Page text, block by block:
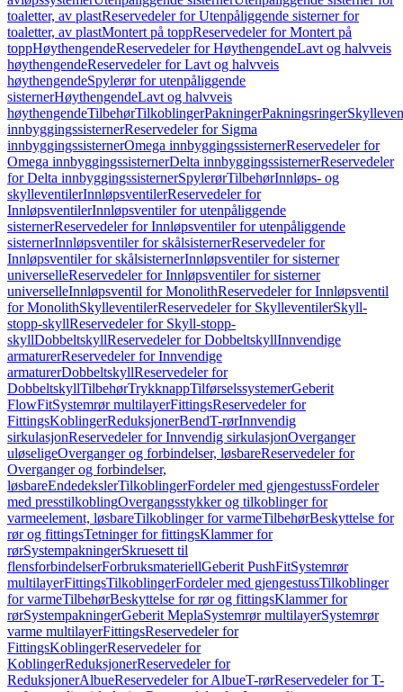
toaletter, av plastReservedeler for Utenpåliggende sisterner for
toaletter, av plastMontert på toppReservedeler for Montert på
toppHøythengendeReservedeler for HøythengendeLavt og halvveis
høythengendeReservedeler for Lavt og halvveis
høythengendeSpylerør for utenpåliggende
sisternerHøythengendeLavt og halvveis
høythengendeTilbehørTilkoblingerPakningerPakningsringer
innbyggingssisternerReservedeler for Sigma
innbyggingssisternerOmega innbyggingssisternerReservedeler for
Omega innbyggingssisternerDelta innbyggingssisternerReservedeler
for Delta innbyggingssisternerSpylerørTilbehørInnløps- og
skylleventilerInnløpsventilerReservedeler for
InnløpsventilerInnløpsventiler for utenpåliggende
sisternerReservedeler for Innløpsventiler for utenpåliggende
sisternerInnløpsventiler for skålsisternerReservedeler for
Innløpsventiler for skålsisternerInnløpsventiler for sisterner
universelleReservedeler for Innløpsventiler for sisterner
universelleInnløpsventil for MonolithReservedeler for Innløpsventil
for MonolithSkylleventilerReservedeler for SkylleventilerSkyll-
stopp-skyllReservedeler for Skyll-stopp-
skyllDobbeltskyllReservedeler for DobbeltskyllInnvendige
armaturerReservedeler for Innvendige
armaturerDobbeltskyllReservedeler for
DobbeltskyllTilbehørTrykknappTilførselssystemerGeberit
FlowFitSystemrør multilayerFittingsReservedeler for
FittingsKoblingerReduksjonerBendT-rørInnvendig
sirkulasjonReservedeler for Innvendig sirkulasjonOverganger
uløseligeOverganger og forbindelser, løsbareReservedeler for
Overganger og forbindelser,
løsbareEndedekslerTilkoblingerFordeler med gjengestussFordeler
med presstilkoblingOvergangsstykker og tilkoblinger for
varmeelement, løsbareTilkoblinger for varmeTilbehørBeskyttelse for
rør og fittingsTetninger for fittingsKlammer for
rørSystempakningerSkruesett til
flensforbindelserForbruksmateriellGeberit PushFitSystemrør
multilayerFittingsTilkoblingerFordeler med gjengestussTilkoblinger
for varmeTilbehørBeskyttelse for rør og fittingsKlammer for
rørSystempakningerGeberit MeplaSystemrør multilayerSystemrør
varme multilayerFittingsReservedeler for
FittingsKoblingerReservedeler for
KoblingerReduksjonerReservedeler for
ReduksjonerAlbueReservedeler for AlbueT-rørReservedeler for T-